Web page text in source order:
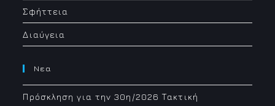
Σφήττεια
Διαύγεια
Νεα
Πρόσκληση για την 30η/2026 Τακτική